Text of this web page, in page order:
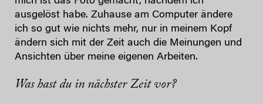
ausgelöst habe. Zuhause am Computer ändere
ich so gut wie nichts mehr, nur in meinem Kopf
ändern sich mit der Zeit auch die Meinungen und
Ansichten über meine eigenen Arbeiten.
Was hast du in nächster Zeit vor?